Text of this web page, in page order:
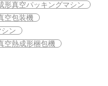
形真空パッキングマシン
空包装機
ン
空熱成形梱包機